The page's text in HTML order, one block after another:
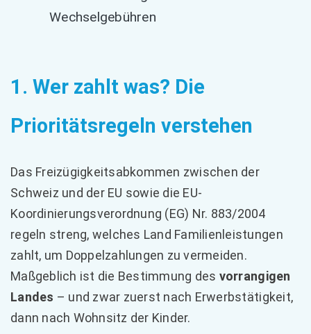
Wechselgebühren
1. Wer zahlt was? Die
Prioritätsregeln verstehen
Das Freizügigkeitsabkommen zwischen der
Schweiz und der EU sowie die EU-
Koordinierungsverordnung (EG) Nr. 883/2004
regeln streng, welches Land Familienleistungen
zahlt, um Doppelzahlungen zu vermeiden.
Maßgeblich ist die Bestimmung des vorrangigen
Landes – und zwar zuerst nach Erwerbstätigkeit,
dann nach Wohnsitz der Kinder.